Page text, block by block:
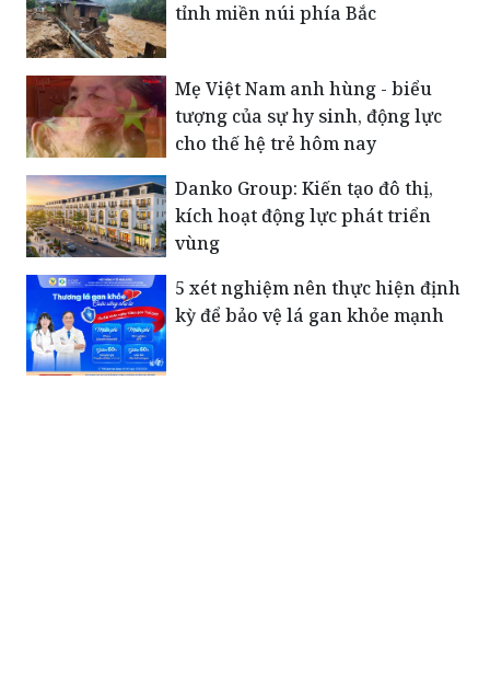
tỉnh miền núi phía Bắc
Mẹ Việt Nam anh hùng - biểu
tượng của sự hy sinh, động lực
cho thế hệ trẻ hôm nay
Danko Group: Kiến tạo đô thị,
kích hoạt động lực phát triển
vùng
5 xét nghiệm nên thực hiện định
kỳ để bảo vệ lá gan khỏe mạnh